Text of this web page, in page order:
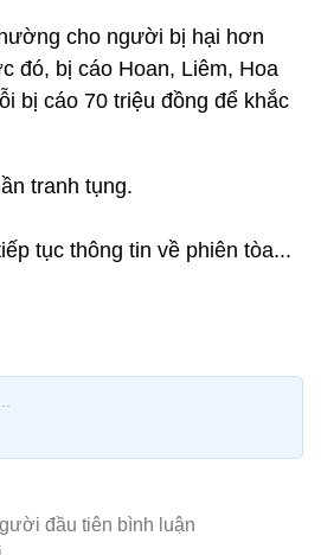
cho người bị hại hơn
đó, bị cáo Hoan, Liêm, Hoa
bị cáo 70 triệu đồng để khắc
tranh tụng.
tục thông tin về phiên tòa...